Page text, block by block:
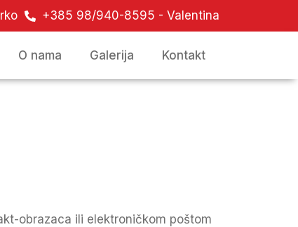
+385 98/940-8595 - Valentina
O nama Galerija Kontakt
obrazaca ili elektroničkom poštom